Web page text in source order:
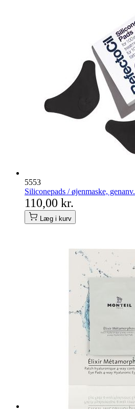
5553
Siliconepads / øjenmaske, genanv.
110,00 kr.
Læg i kurv